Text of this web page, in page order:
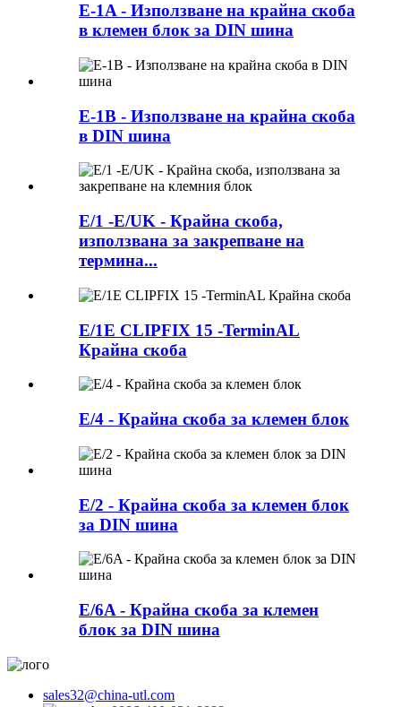
E-1A - Използване на крайна скоба
в клемен блок за DIN шина
E-1B - Използване на крайна скоба
в DIN шина
E/1 -E/UK - Крайна скоба,
използвана за закрепване на
термина...
E/1E CLIPFIX 15 -TerminAL
Крайна скоба
E/4 - Крайна скоба за клемен блок
E/2 - Крайна скоба за клемен блок
за DIN шина
E/6A - Крайна скоба за клемен
блок за DIN шина
sales32@china-utl.com